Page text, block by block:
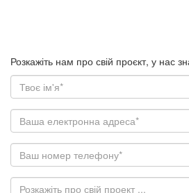
Розкажіть нам про свій проєкт, у нас